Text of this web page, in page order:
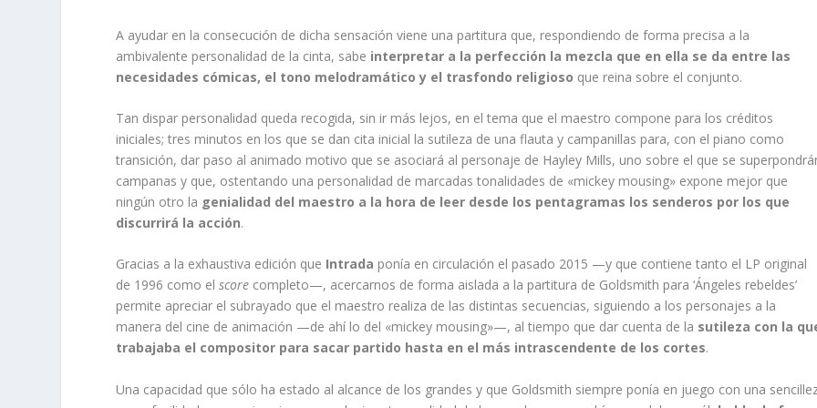
A ayudar en la consecución de dicha sensación viene una partitura que, respondiendo de forma precisa a la
ambivalente personalidad de la cinta, sabe interpretar a la perfección la mezcla que en ella se da entre las
necesidades cómicas, el tono melodramático y el trasfondo religioso que reina sobre el conjunto.
Tan dispar personalidad queda recogida, sin ir más lejos, en el tema que el maestro compone para los créditos
iniciales; tres minutos en los que se dan cita inicial la sutileza de una flauta y campanillas para, con el piano como
transición, dar paso al animado motivo que se asociará al personaje de Hayley Mills, uno sobre el que se
campanas y que, ostentando una personalidad de marcadas tonalidades de «mickey mousing» expone mejor que
ningún otro la genialidad del maestro a la hora de leer desde los pentagramas los senderos por los que
discurrirá la acción.
Gracias a la exhaustiva edición que Intrada ponía en circulación el pasado 2015 —y que contiene tanto el LP original
de 1996 como elscore completo—, acercarnos de forma aislada a la partitura de Goldsmith para ‘Ángeles rebeldes’
permite apreciar el subrayado que el maestro realiza de las distintas secuencias, siguiendo a los personajes a la
manera del cine de animación —de ahí lo del «mickey mousing»—, al tiempo que dar cuenta de la sutileza con la
trabajaba el compositor para sacar partido hasta en el más intrascendente de los cortes.
Una capacidad que sólo ha estado al alcance de los grandes y que Goldsmith siempre ponía en juego con una